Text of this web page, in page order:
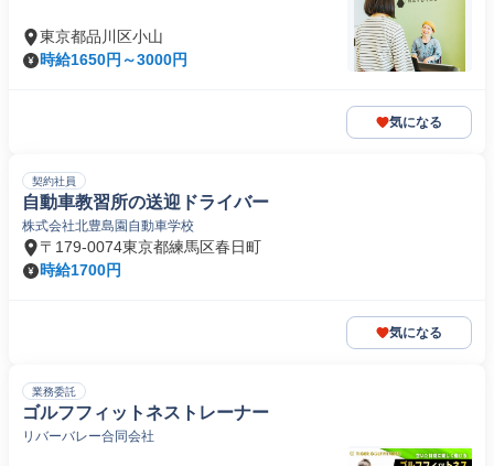
東京都品川区小山
時給1650円～3000円
気になる
契約社員
自動車教習所の送迎ドライバー
株式会社北豊島園自動車学校
〒179-0074東京都練馬区春日町
時給1700円
気になる
業務委託
ゴルフフィットネストレーナー
リバーバレー合同会社